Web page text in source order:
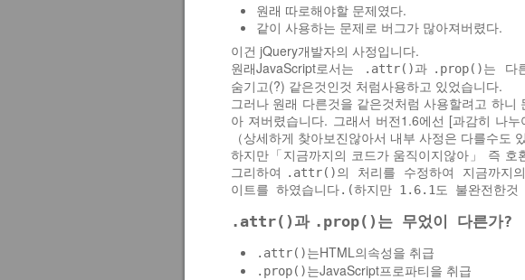
원래 따로해야할 문제였다.
같이 사용하는 문제로 버그가 많아져버렸다.
이건 jQuery개발자의 사정입니다.
원래JavaScript로서는
.attr()과 .prop()는 다
숨기고(?) 같은것인것 처럼사용하고 있었습니다.
그러나 원래 다른것을 같은것처럼 사용할려고 하
아 져버렸습니다. 그래서 버전1.6에선 [과감히 나
（상세하게 찾아보진않아서 내부 사정은 다를수도
하지만「지금까지의 코드가 움직이지않아」 즉
그리하여
.attr()의 처리를 수정하여 지금까지
이트를 하였습니다.(하지만 1.6.1도 불완전한것
.attr()과 .prop()는 무었이 다른가?
.attr()는HTML의속성을 취급
.prop()는JavaScript프로파티을 취급